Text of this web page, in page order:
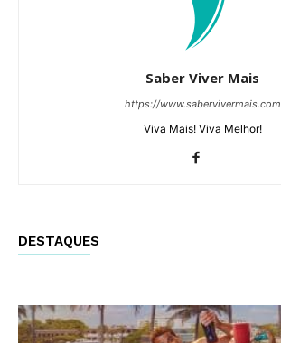
Saber Viver Mais
https://www.sabervivermais.com
Viva Mais! Viva Melhor!
DESTAQUES